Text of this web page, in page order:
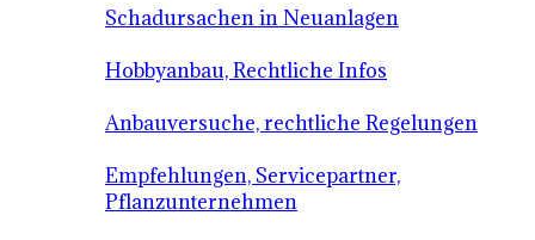
Schadursachen in Neuanlagen
Hobbyanbau, Rechtliche Infos
Anbauversuche, rechtliche Regelungen
Empfehlungen, Servicepartner,
Pflanzunternehmen